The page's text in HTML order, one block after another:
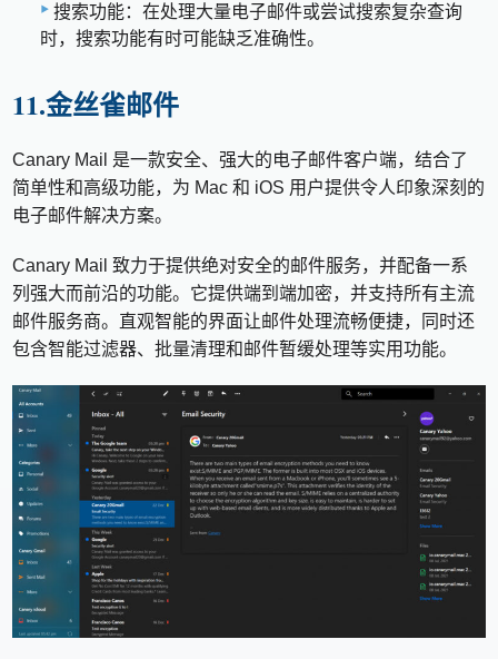
搜索功能：在处理大量电子邮件或尝试搜索复杂查询
时，搜索功能有时可能缺乏准确性。
11.金丝雀邮件
Canary Mail 是一款安全、强大的电子邮件客户端，结合了
简单性和高级功能，为 Mac 和 iOS 用户提供令人印象深刻的
电子邮件解决方案。
Canary Mail 致力于提供绝对安全的邮件服务，并配备一系
列强大而前沿的功能。它提供端到端加密，并支持所有主流
邮件服务商。直观智能的界面让邮件处理流畅便捷，同时还
包含智能过滤器、批量清理和邮件暂缓处理等实用功能。